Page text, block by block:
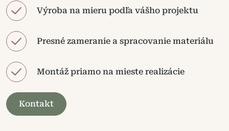
Výroba na mieru podľa vášho projektu
Presné zameranie a spracovanie materiálu
Montáž priamo na mieste realizácie
Kontakt